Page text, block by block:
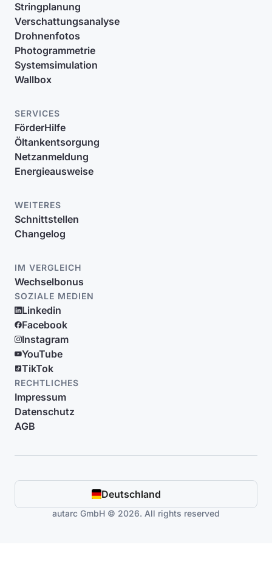
Stringplanung
Verschattungsanalyse
Drohnenfotos
Photogrammetrie
Systemsimulation
Wallbox
SERVICES
FörderHilfe
Öltankentsorgung
Netzanmeldung
Energieausweise
WEITERES
Schnittstellen
Changelog
IM VERGLEICH
Wechselbonus
SOZIALE MEDIEN
Linkedin
Facebook
Instagram
YouTube
TikTok
RECHTLICHES
Impressum
Datenschutz
AGB
Deutschland
autarc GmbH © 2026. All rights reserved